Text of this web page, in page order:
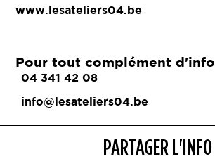
www.lesateliers04.be
Pour tout complément d'info
04 341 42 08
info@lesateliers04.be
PARTAGER L'INFO